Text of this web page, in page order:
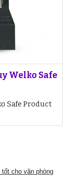
Welko Safe
Safe Product
cho văn phòng